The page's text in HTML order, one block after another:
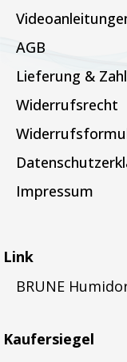
AGB
Lieferung &
Widerrufsrecht
Impressum
Link
BRUNE
Kaufersiegel